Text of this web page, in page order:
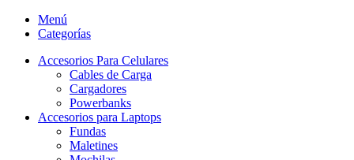
Menú
Categorías
Accesorios Para Celulares
Cables de Carga
Cargadores
Powerbanks
Accesorios para Laptops
Fundas
Maletines